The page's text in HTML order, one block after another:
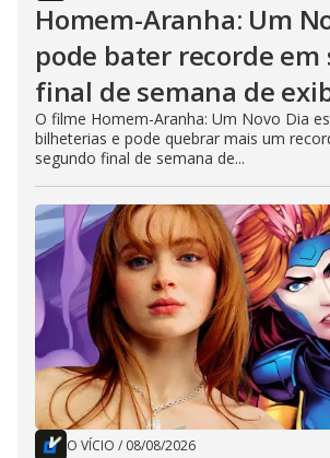
Homem-Aranha: Um
pode bater recorde em
final de semana de
O filme Homem-Aranha: Um Novo Dia
bilheterias e pode quebrar mais um
segundo final de semana de...
O VÍCIO / 08/08/2026